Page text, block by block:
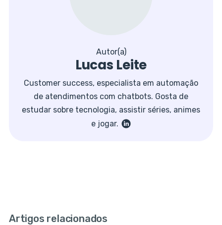
Autor(a)
Lucas Leite
Customer success, especialista em automação
de atendimentos com chatbots. Gosta de
estudar sobre tecnologia, assistir séries, animes
e jogar.
Artigos relacionados